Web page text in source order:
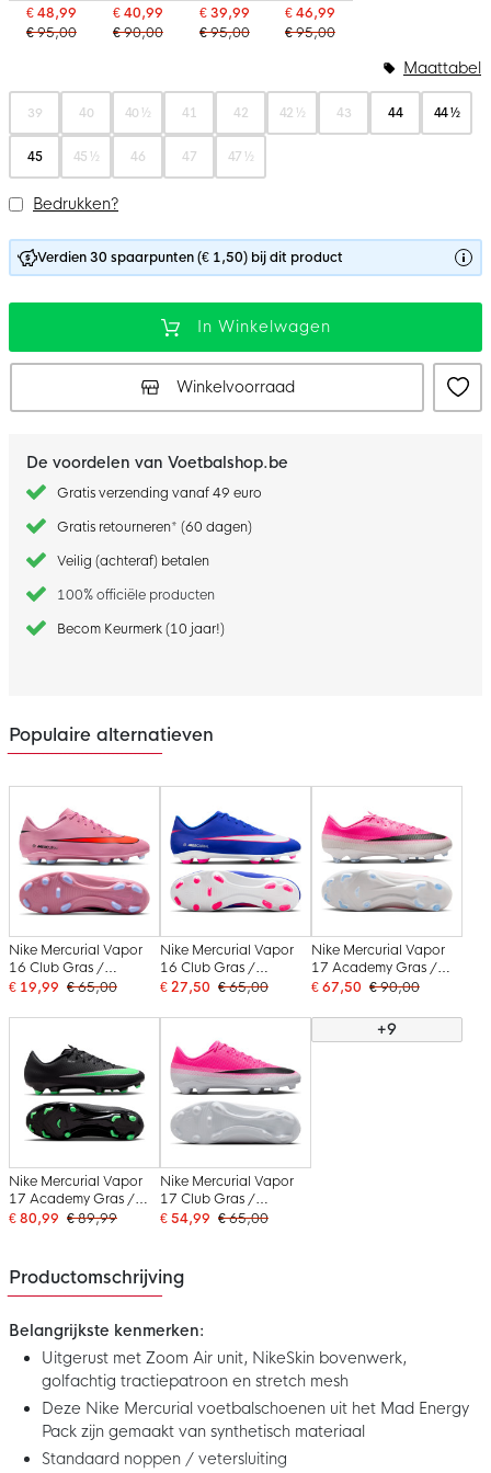
€ 48,99
€ 95,00
€ 40,99
€ 90,00
€ 39,99
€ 95,00
€ 46,99
€ 95,00
39 40 40 ½ 41 42 42 ½ 43 44 44 ½
45 45 ½ 46 47 47 ½
Maattabel
Bedrukken?
Verdien 30 spaarpunten (€ 1,50) bij dit product
In Winkelwagen
Winkelvoorraad
De voordelen van Voetbalshop.be
Gratis verzending vanaf 49 euro
Gratis retourneren* (60 dagen)
Veilig (achteraf) betalen
100% officiële producten
Becom Keurmerk (10 jaar!)
Populaire alternatieven
Nike Mercurial Vapor
16 Club Gras /
Kunstgras
Roze Felrood
€ 19,99 € 65,00
Nike Mercurial Vapor
16 Club Gras /
Kunstgras
Blauw Wit Felroze
€ 27,50 € 65,00
Nike Mercurial Vapor
17 Academy Gras /
Kunstgras
Felroze Wit Zwart
€ 67,50 € 90,00
Nike Mercurial Vapor
17 Academy Gras /
Kunstgras
Zilvergrijs
€ 80,99 € 89,99
Nike Mercurial Vapor
17 Club Gras /
Kunstgras
€ 54,99 € 65,00
+9
Productomschrijving
Belangrijkste kenmerken:
Uitgerust met Zoom Air unit, NikeSkin bovenwerk,
golfachtig tractiepatroon en stretch mesh
Deze Nike Mercurial voetbalschoenen uit het Mad Energy
Pack zijn gemaakt van synthetisch materiaal
Standaard noppen / vetersluiting